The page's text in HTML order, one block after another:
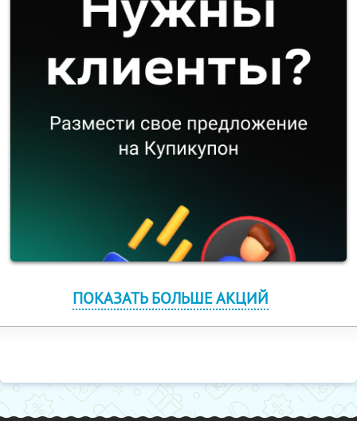
ПОКАЗАТЬ БОЛЬШЕ АКЦИЙ